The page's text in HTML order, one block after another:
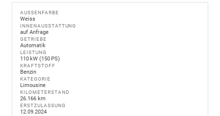
AUSSENFARBE
Weiss
INNENAUSSTATTUNG
auf Anfrage
GETRIEBE
Automatik
LEISTUNG
110 kW (150 PS)
KRAFTSTOFF
Benzin
KATEGORIE
Limousine
KILOMETERSTAND
26.166 km
ERSTZULASSUNG
12.09.2024